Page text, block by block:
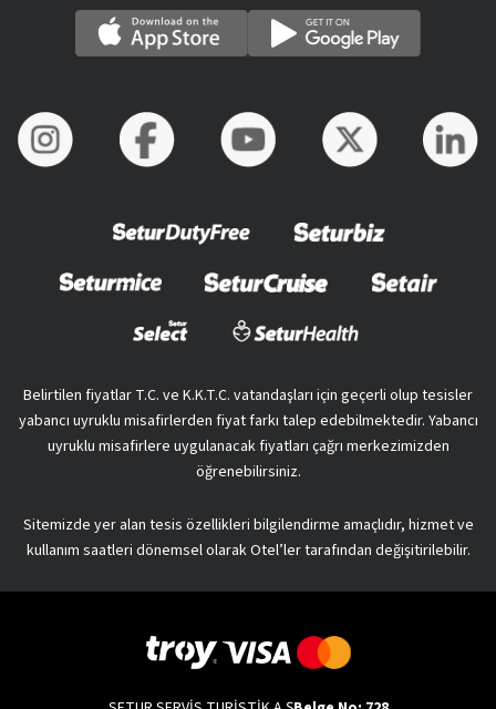
Belirtilen fiyatlar T.C. ve K.K.T.C. vatandaşları için geçerli olup tesisler
yabancı uyruklu misafirlerden fiyat farkı talep edebilmektedir. Yabancı
uyruklu misafirlere uygulanacak fiyatları çağrı merkezimizden
öğrenebilirsiniz.
Sitemizde yer alan tesis özellikleri bilgilendirme amaçlıdır, hizmet ve
kullanım saatleri dönemsel olarak Otel’ler tarafından değişitirilebilir.